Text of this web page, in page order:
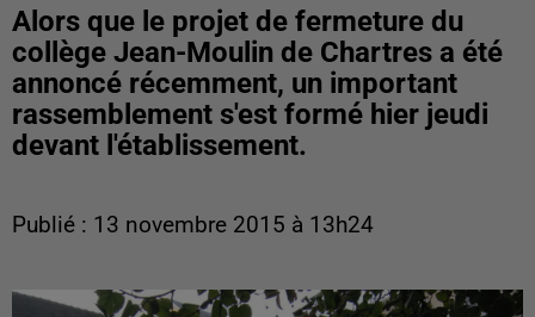
Alors que le projet de fermeture du
collège Jean-Moulin de Chartres a été
annoncé récemment, un important
rassemblement s'est formé hier jeudi
devant l'établissement.
Publié : 13 novembre 2015 à 13h24